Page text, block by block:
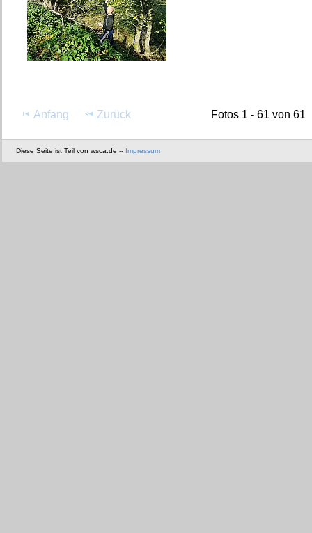
Anfang Zurück Fotos 1 - 61 von 61
Diese Seite ist Teil von wsca.de -- Impressum